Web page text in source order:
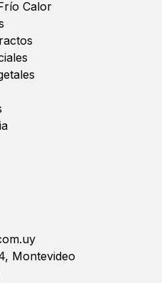
Calor
Montevideo